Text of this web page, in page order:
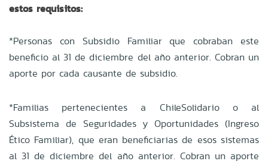
estos requisitos:
*Personas con Subsidio Familiar que cobraban este
beneficio al 31 de diciembre del año anterior. Cobran un
aporte por cada causante de subsidio.
*Familias pertenecientes a ChileSolidario o al
Subsistema de Seguridades y Oportunidades (Ingreso
Ético Familiar), que eran beneficiarias de esos sistemas
al 31 de diciembre del año anterior. Cobran un aporte